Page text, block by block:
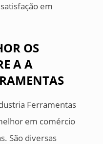
em
OS
A A
Ferramentas
em comércio
São diversas